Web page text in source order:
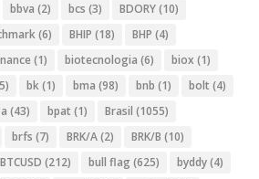
bbva (2) bcs (3) BDORY(10)
(6) BHIP (18) BHP (4)
(1) biotecnologia (6) biox (1)
bk(1) bma (98) bnb (1) bolt (4)
(43) bpat (1) Brasil (1055)
brfs (7) BRK/A(2) BRK/B (10)
BTCUSD (212) bull flag (625) byddy(4)